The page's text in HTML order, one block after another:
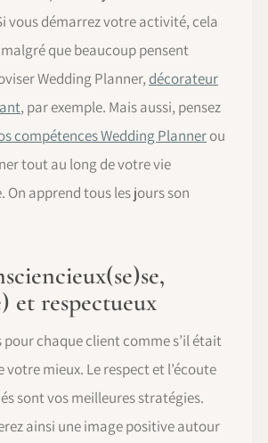
vous démarrez votre activité, cela
que beaucoup pensent
Wedding Planner,décorateur
, par exemple. Mais aussi, pensez
compétences Wedding Plannerou
tout au long de votre vie
On apprend tous les jours son
et respectueux
pour chaque client comme s’il était
votre mieux. Le respect et l’écoute
sont vos meilleures stratégies.
ainsi une image positive autour